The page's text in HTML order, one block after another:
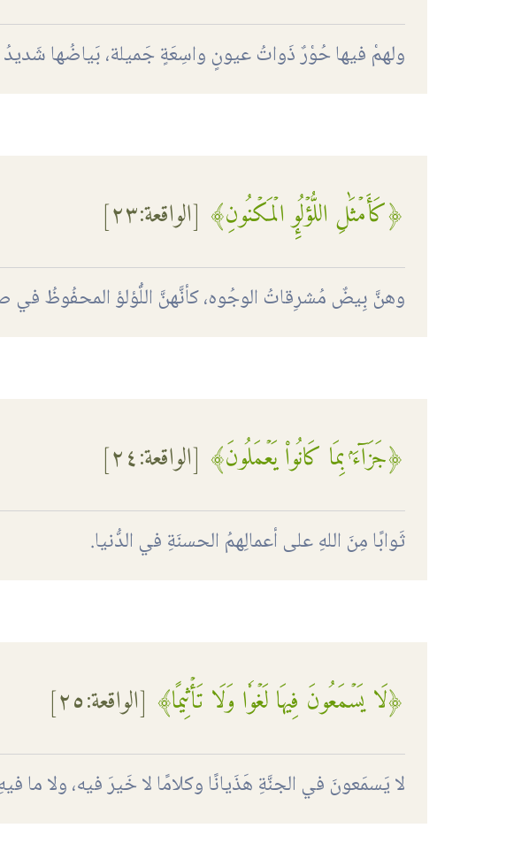
ولهمْ فيها حُوْرٌ ذَواتُ عيونٍ واسِعَةٍ جَميلة، بَياضُها
﴿كَأَمۡثَٰلِ اللُّؤۡلُوِٕ الۡمَكۡنُونِ﴾ [الواقعة:٢٣]
وهنَّ بِيضٌ مُشرِقاتُ الوجُوه، كأنَّهنَّ اللُّؤلؤ المحفُوظُ
﴿جَزَآءَۢ بِمَا كَانُواْ يَعۡمَلُونَ﴾ [الواقعة:٢٤]
ثَوابًا مِنَ اللهِ على أعمالِهمُ الحسنَةِ في الدُّنيا.
﴿لَا يَسۡمَعُونَ فِيهَا لَغۡوٗا وَلَا تَأۡثِيمًا﴾ [الواقعة:٢٥]
لا يَسمَعونَ في الجنَّةِ هَذَيانًا وكلامًا لا خَيرَ فيه، ولا ما